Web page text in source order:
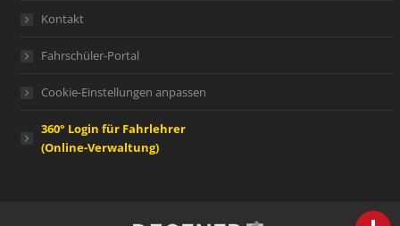
Kontakt
Fahrschüler-Portal
Cookie-Einstellungen anpassen
360° Login für Fahrlehrer
(Online-Verwaltung)